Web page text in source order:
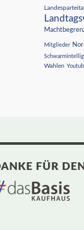
Mitglieder
Wahlen
FÜR